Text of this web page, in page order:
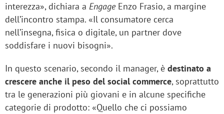
interezza», dichiara a EngageEnzo Frasio, a margine
dell’incontro stampa. «Il consumatore cerca
nell’insegna, fisica o digitale, un partner dove
soddisfare i nuovi bisogni».
In questo scenario, secondo il manager, è destinato a
crescere anche il peso del social commerce, soprattutto
tra le generazioni più giovani e in alcune specifiche
categorie di prodotto: «Quello che ci possiamo